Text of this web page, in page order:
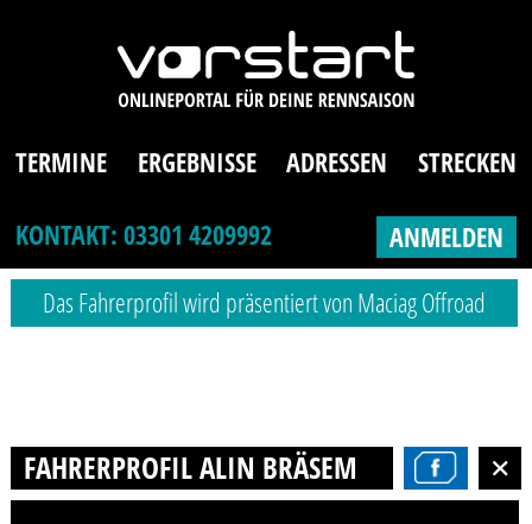
TERMINE ERGEBNISSE ADRESSEN
STRECKEN
KONTAKT: 03301 4209992
ANMELDEN
Das Fahrerprofil wird präsentiert von Maciag Offroad
FAHRERPROFIL ALIN BRÄSEMANN